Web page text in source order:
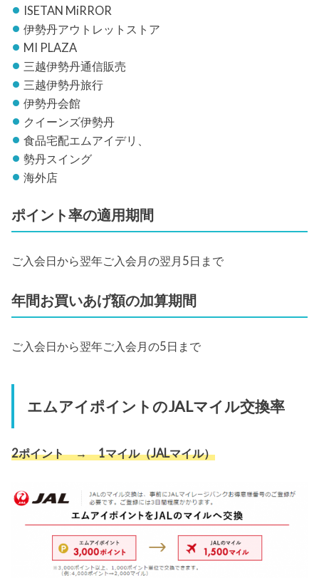
ISETAN MiRROR
伊勢丹アウトレットストア
MI PLAZA
三越伊勢丹通信販売
三越伊勢丹旅行
伊勢丹会館
クイーンズ伊勢丹
食品宅配エムアイデリ、
勢丹スイング
海外店
ポイント率の適用期間
ご入会日から翌年ご入会月の翌月5日まで
年間お買いあげ額の加算期間
ご入会日から翌年ご入会月の5日まで
エムアイポイントのJALマイル交換率
2ポイント → 1マイル（JALマイル）